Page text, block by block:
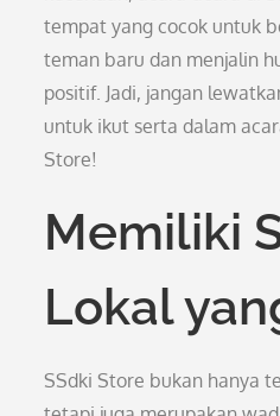
tempat yang cocok untuk
teman baru dan menjalin
positif. Jadi, jangan
untuk ikut serta dalam
Store!
Memiliki
Lokal
SSdki Store bukan hanya